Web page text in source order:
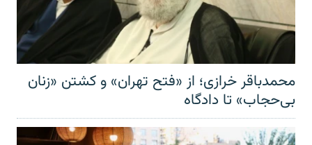
محمدباقر خرازی؛ از «فتح تهران» و کشتن «زنان
بی‌حجاب» تا دادگاه